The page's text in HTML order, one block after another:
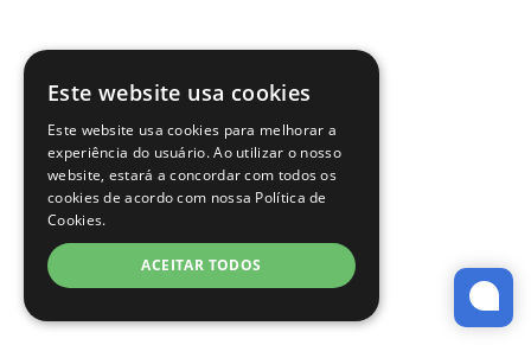
Este website usa cookies
Este website usa cookies para melhorar a
experiência do usuário. Ao utilizar o nosso
website, estará a concordar com todos os
cookies de acordo com nossa Política de
Cookies.
ACEITAR TODOS